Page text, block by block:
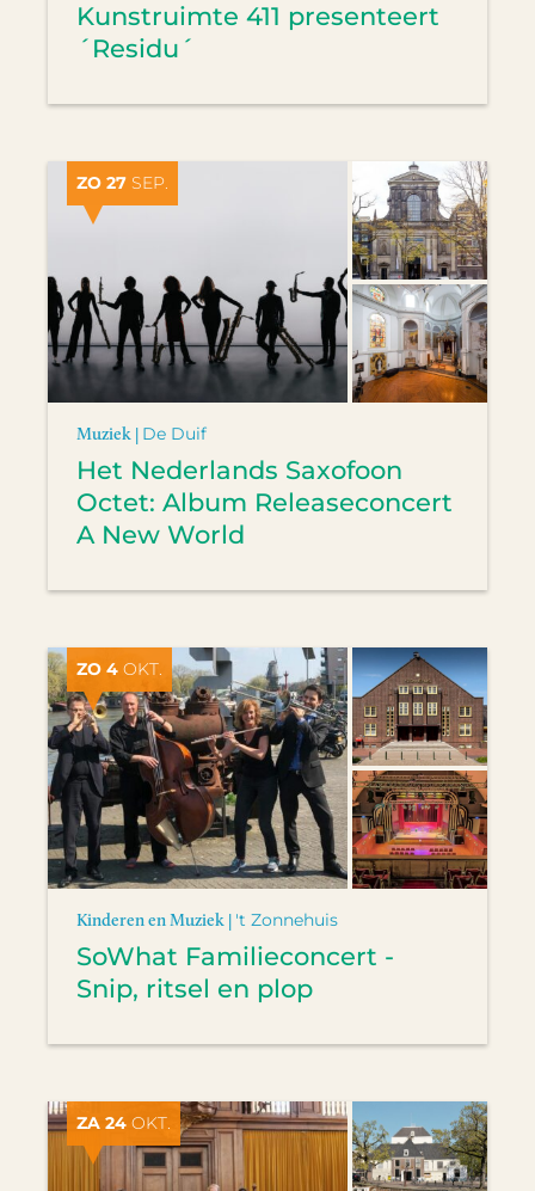
Kunstruimte 411 presenteert
´Residu´
ZO 27 SEP.
Muziek | De Duif
Het Nederlands Saxofoon
Octet: Album Releaseconcert
A New World
ZO 4 OKT.
Kinderen en Muziek | 't Zonnehuis
SoWhat Familieconcert -
Snip, ritsel en plop
ZA 24 OKT.